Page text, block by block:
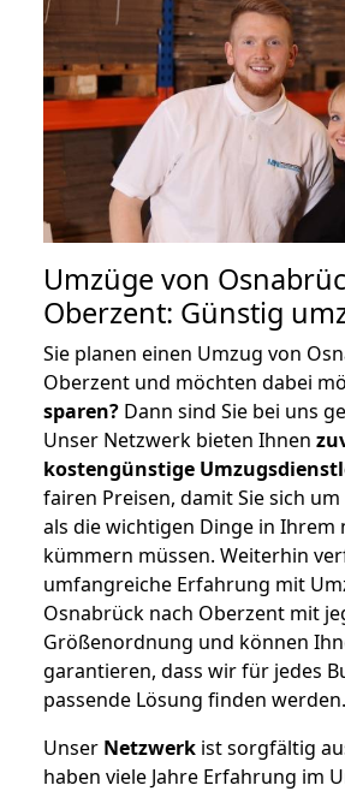
Umzüge von
Oberzent: Günstig
Sie planen einen Umzug von
Oberzent und möchten dabei
sparen? Dann sind Sie bei uns
Unser Netzwerk bieten Ihnen
kostengünstige
fairen Preisen, damit Sie sich
als die wichtigen Dinge in Ihrem
kümmern müssen. Weiterhin
umfangreiche Erfahrung mit
Osnabrück nach Oberzent mit
Größenordnung und können
garantieren, dass wir für jedes
passende Lösung finden werden.
Unser Netzwerk ist sorgfältig
haben viele Jahre Erfahrung im